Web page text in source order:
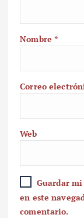
Nombre*
Correo
Web
Guardar
en este
comentario.